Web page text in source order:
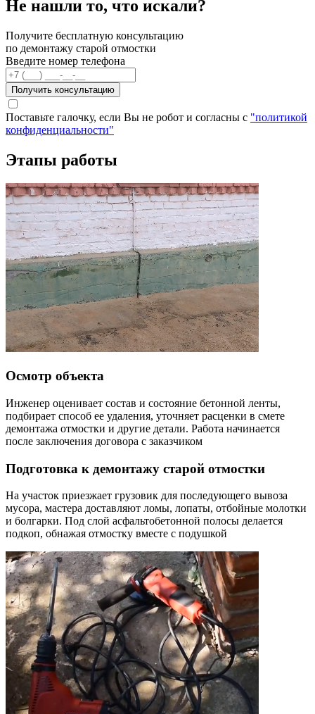
Не нашли то, что искали?
Получите бесплатную консультацию
по демонтажу старой отмостки
Введите номер телефона
Получить консультацию
Поставьте галочку, если Вы не робот и согласны с "политикой
конфиденциальности"
Этапы работы
Осмотр объекта
Инженер оценивает состав и состояние бетонной ленты,
подбирает способ ее удаления, уточняет расценки в смете
демонтажа отмостки и другие детали. Работа начинается
после заключения договора с заказчиком
Подготовка к демонтажу старой отмостки
На участок приезжает грузовик для последующего вывоза
мусора, мастера доставляют ломы, лопаты, отбойные молотки
и болгарки. Под слой асфальтобетонной полосы делается
подкоп, обнажая отмостку вместе с подушкой